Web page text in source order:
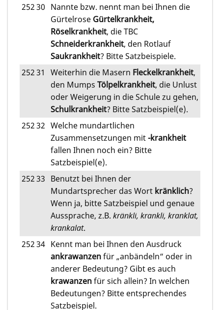
25230 Nannte bzw. nennt man bei Ihnen die
Gürtelrose Gürtelkrankheit,
Röselkrankheit, die TBC
Schneiderkrankheit, den Rotlauf
Saukrankheit? Bitte Satzbeispiele.
25231 Weiterhin die Masern Fleckelkrankheit,
den Mumps Tölpelkrankheit, die Unlust
oder Weigerung in die Schule zu gehen,
Schulkrankheit? Bitte Satzbeispiel(e).
25232 Welche mundartlichen
Zusammensetzungen mit-krankheit
fallen Ihnen noch ein? Bitte
Satzbeispiel(e).
25233 Benutzt bei Ihnen der
Mundartsprecher das Wort kränklich?
Wenn ja, bitte Satzbeispiel und genaue
Aussprache, z.B. kränkli, krankli, kranklat,
krankalat.
25234 Kennt man bei Ihnen den Ausdruck
ankrawanzenfür „anbändeln“ oder in
anderer Bedeutung? Gibt es auch
krawanzenfür sich allein? In welchen
Bedeutungen? Bitte entsprechendes
Satzbeispiel.